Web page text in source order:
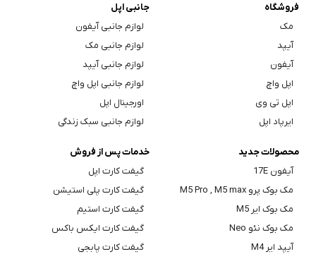
فروشگاه
مک
آیپد
آیفون
اپل واچ
اپل تی وی
ایرپاد اپل
جانبی اپل
لوازم جانبی آیفون
لوازم جانبی مک
لوازم جانبی آیپد
لوازم جانبی اپل واچ
اورجینال اپل
لوازم جانبی سبک زندگی
محصولات جدید
آیفون 17E
مک بوک پرو M5 Pro , M5 max
مک بوک ایر M5
مک بوک نئو Neo
آیپد ایر M4
خدمات پس از فروش
گیفت کارت اپل
گیفت کارت پلی استیشن
گیفت کارت استیم
گیفت کارت ایکس باکس
گیفت کارت پابجی